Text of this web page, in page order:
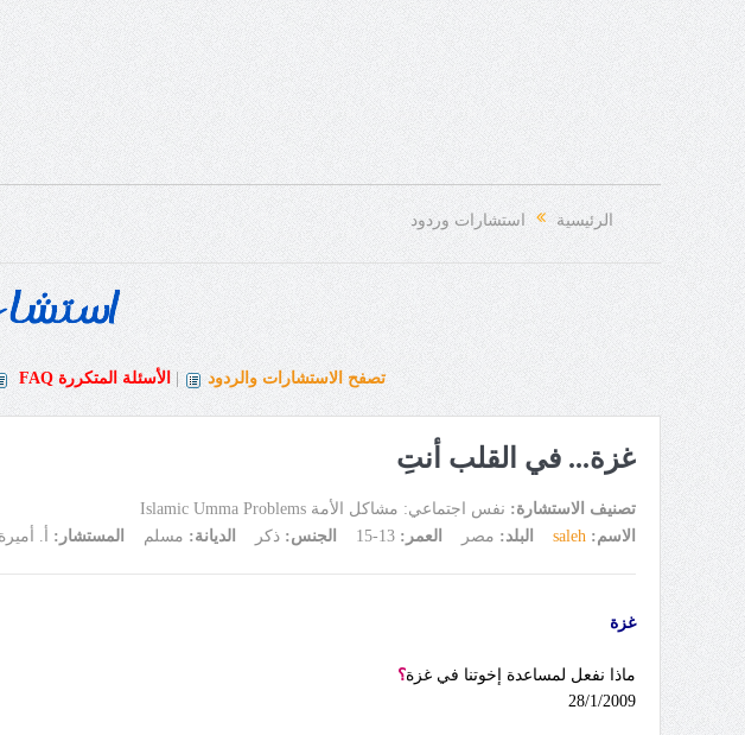
الرئيسية استشارات وردود
تصفح الاستشارات والردود الأسئلة المتكررة FAQ
غزة... في القلب أنتِ
تصنيف الاستشارة: نفس اجتماعي: مشاكل الأمة Islamic Umma Problems
الاسم: saleh البلد: مصر العمر:13-15 الجنس:ذكر الديانة: مسلم المستشار: أ.
غزة
ماذا نفعل لمساعدة إخوتنا في غزة؟
28/1/2009